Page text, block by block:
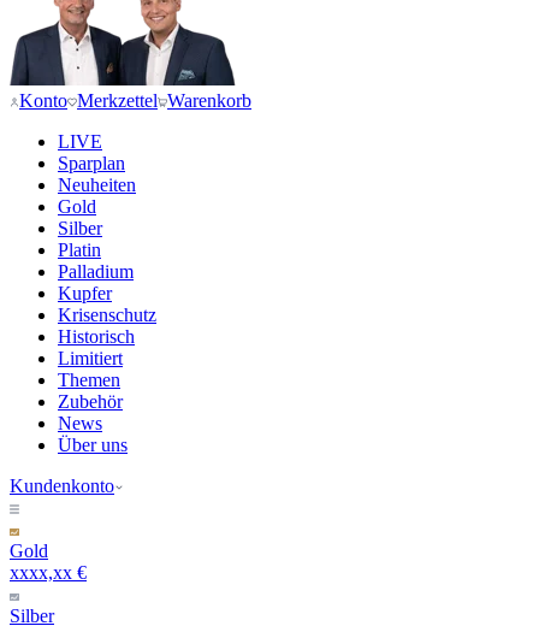
Konto Merkzettel Warenkorb
LIVE
Sparplan
Neuheiten
Gold
Silber
Platin
Palladium
Kupfer
Krisenschutz
Historisch
Limitiert
Themen
Zubehör
News
Über uns
Kundenkonto
Gold
xxxx,xx €
Silber